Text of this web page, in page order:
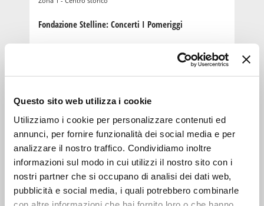
Questo sito web utilizza i cookie
Utilizziamo i cookie per personalizzare contenuti ed
annunci, per fornire funzionalità dei social media e per
analizzare il nostro traffico. Condividiamo inoltre
informazioni sul modo in cui utilizzi il nostro sito con i
nostri partner che si occupano di analisi dei dati web,
pubblicità e social media, i quali potrebbero combinarle
Fondazione Stelline: Concerti I Pomeriggi
e
MAG 2019 10:00-18:00
Piano City 2019
MUSICA
6-10
anni
18